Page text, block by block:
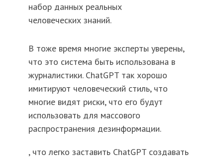
набор данных реальных
человеческих знаний.
В тоже время многие эксперты уверены,
что это система быть использована в
журналистики. ChatGPT так хорошо
имитируют человеческий стиль, что
многие видят риски, что его будут
использовать для массового
распространения дезинформации.
, что легко заставить ChatGPT создавать